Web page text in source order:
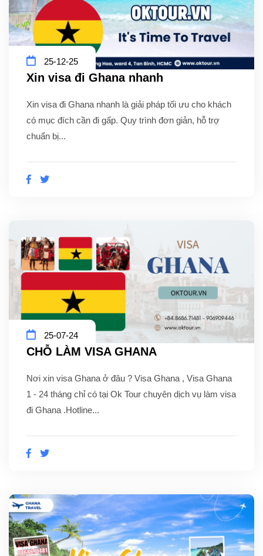
25-12-25
Xin visa đi Ghana nhanh
Xin visa đi Ghana nhanh là giải pháp tối ưu cho khách
có mục đích cần đi gấp. Quy trình đơn giản, hỗ trợ
chuẩn bị...
25-07-24
CHỖ LÀM VISA GHANA
Nơi xin visa Ghana ở đâu ? Visa Ghana , Visa Ghana
1 - 24 tháng chỉ có tại Ok Tour chuyên dịch vụ làm visa
đi Ghana .Hotline...